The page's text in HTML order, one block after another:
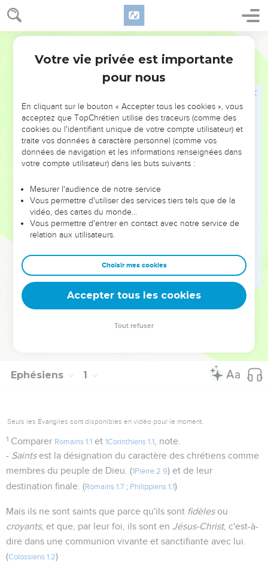
Ephésiens Introduction
Le thème majeur que développe l’apôtre est celui de l’unité
et de la diversité de l’Eglise :
— unité et diversité d’origine (2.1 à 3.20), *Juifs et non-Juifs
*sauvés, les uns comme les autres, par grâce pour former «
— unité de l’Eglise et diversité de dons (4.1-16) ;
— unité et diversité sociale (5.21 à 6.9).
Ces développements sont émaillés de recommandations
Saint, que Paul oppose, par un violent contraste, à celui de
ceux qui ne connaissent pas Dieu (4.17 à 5.20). Le
développement final décrit les armes du chrétien dont
celui-ci devra user dans le combat spirituel (6.10-17).
Ainsi les destinataires de Paul seront-ils armés pour résister
aux faux docteurs qui essaient de séduire les Eglises
voisines de Colosses.
permission. All rights reserved worldwide.
Ephésiens 1
Seuls les Évangiles sont disponibles en vidéo pour le moment.
1 Comparer Romains 1.1 et1Corinthiens 1.1
, note.
- Saintsest la désignation du caractère des chrétiens comme
membres du peuple de Dieu. (1Pierre 2.9) et de leur
destination finale. (Romains 1.7 ; Philippiens 1.1)
Mais ils ne sont saints que parce qu'ils sont fidèlesou
croyants, et que, par leur foi, ils sont en Jésus-Christ, c'est-à-
dire dans une communion vivante et sanctifiante avec lui.
(Colossiens 1.2)
Votre vie privée est importante
pour nous
En cliquant sur le bouton « Accepter tous les cookies », vous
acceptez que TopChrétien utilise des traceurs (comme des
cookies ou l'identifiant unique de votre compte utilisateur) et
traite vos données à caractère personnel (comme vos
données de navigation et les informations renseignées dans
votre compte utilisateur) dans les buts suivants :
Mesurer l'audience de notre service
Vous permettre d'utiliser des services tiers tels que de la
vidéo, des cartes du monde…
Vous permettre d'entrer en contact avec notre service de
relation aux utilisateurs.
Choisir mes cookies
Accepter tous les cookies
Tout refuser